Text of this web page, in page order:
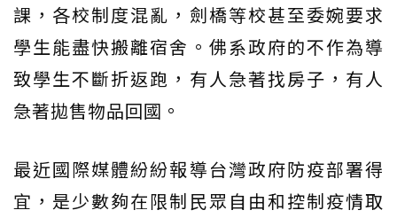
課，各校制度混亂，劍橋等校甚至委婉要求
學生能盡快搬離宿舍。佛系政府的不作為導
致學生不斷折返跑，有人急著找房子，有人
急著拋售物品回國。
最近國際媒體紛紛報導台灣政府防疫部署得
宜，是少數夠在限制民眾自由和控制疫情取